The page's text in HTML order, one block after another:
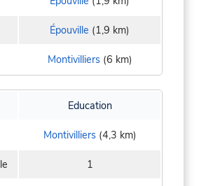
Épouville (1,9 km)
Montivilliers(6 km)
Education
Montivilliers(4,3 km)
1